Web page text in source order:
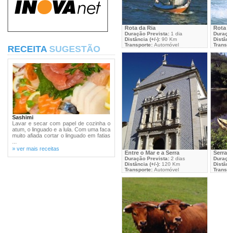
RECEITA SUGESTÃO
Sashimi
Lavar e secar com papel de cozinha o
atum, o linguado e a lula. Com uma faca
muito afiada cortar o linguado em fatias
» ver mais receitas
Rota da Ria
Duração Prevista: 1 dia
Distância (+/-): 90 Km
Transporte: Automóvel
Rota
Entre o Mar e a Serra
Duração Prevista: 2 dias
Distância (+/-): 120 Km
Transporte: Automóvel